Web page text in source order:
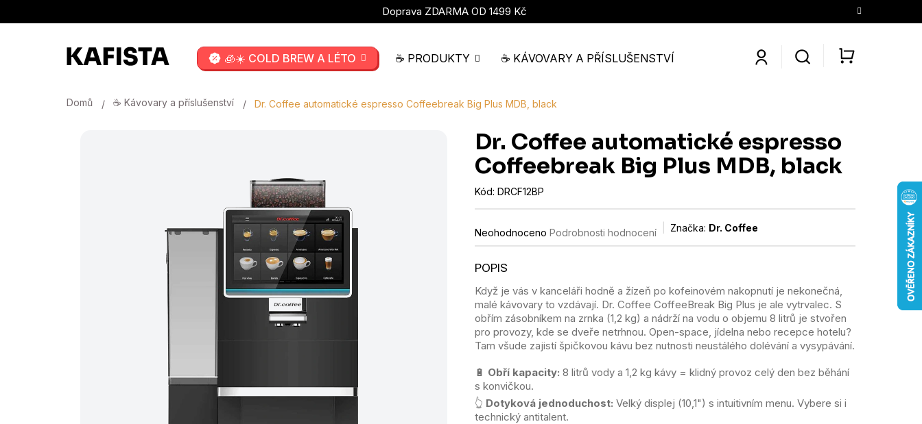
Doprava ZDARMA OD 1499 Kč
🧊☀️ COLD BREW A LÉTO ☕ PRODUKTY ☕ KÁVOVARY A PŘÍSLUŠENSTVÍ KONTAKTY O NÁS
Domů ☕ Kávovary a příslušenství Dr. Coffee automatické espresso Coffeebreak Big Plus MDB, black
Dr. Coffee automatické espresso
Coffeebreak Big Plus MDB, black
Kód: DRCF12BP
Průměrné
hodnocení
je
z
5
hvězdiček.
Neohodnoceno Podrobnosti hodnocení Značka: Dr. Coffee
Když je vás v kanceláři hodně a žízeň po kofeinovém nakopnutí je nekonečná,
malé kávovary to vzdávají. Dr. Coffee CoffeeBreak Big Plus je ale vytrvalec. S
obřím zásobníkem na zrnka (1,2 kg) a nádrží na vodu o objemu 8 litrů je stvořen
pro provozy, kde se dveře netrhnou. Open-space, jídelna nebo recepce hotelu?
Tam všude zajistí špičkovou kávu bez nutnosti neustálého dolévání a vysypávání.
🔋 Obří kapacity: 8 litrů vody a 1,2 kg kávy = klidný provoz celý den bez běhání
s konvičkou.
👆 Dotyková jednoduchost: Velký displej (10,1") s intuitivním menu. Vybere si i
technický antitalent.